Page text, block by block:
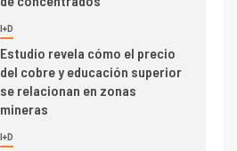
I+D
Estudio revela cómo el precio
del cobre y educación superior
se relacionan en zonas
mineras
I+D